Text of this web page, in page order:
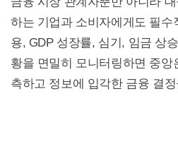
하는 기업과 소비자에게도 필수
용, GDP 성장률, 심기, 임금 상
황을 면밀히 모니터링하면 중앙
측하고 정보에 입각한 금융 결